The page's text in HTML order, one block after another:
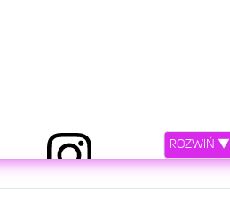
przez QCZAJ (@qczaj)
ROZWIŃ ▼